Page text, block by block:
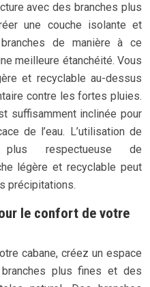
avec des branches plus
une couche isolante et
de manière à ce
meilleure étanchéité. Vous
et recyclable au-dessus
contre les fortes pluies.
suffisamment inclinée pour
de l’eau. L’utilisation de
respectueuse de
légère et recyclable peut
précipitations.
le confort de votre
cabane, créez un espace
plus fines et des